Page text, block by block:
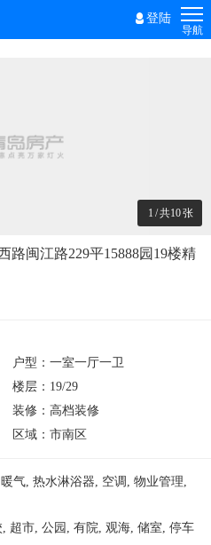
登陆
导航
1 /共10张
路闽江路229平15888园19楼精
户型： 一室一厅一卫
楼层： 19/29
装修： 高档装修
区域： 市南区
气, 热水淋浴器, 空调, 物业管理,
超市, 公园, 有院, 观海, 储室, 停车